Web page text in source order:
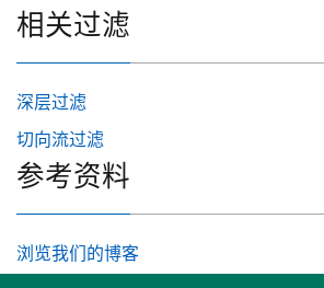
相关过滤
深层过滤
切向流过滤
参考资料
浏览我们的博客